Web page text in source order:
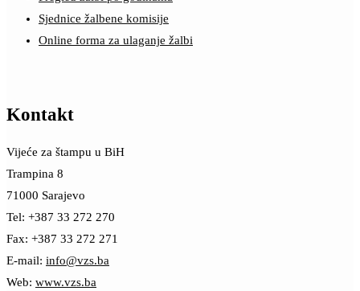
Sjednice žalbene komisije
Online forma za ulaganje žalbi
Kontakt
Vijeće za štampu u BiH
Trampina 8
71000 Sarajevo
Tel: +387 33 272 270
Fax: +387 33 272 271
E-mail: info@vzs.ba
Web: www.vzs.ba